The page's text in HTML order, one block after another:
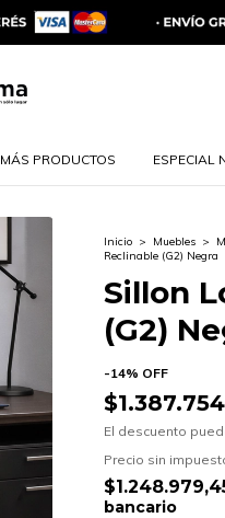
MÁS PRODUCTOS ESPECIAL
Inicio > Muebles >
Reclinable (G2) Negra
Sillon
(G2)
-14% OFF
El descuento
Precio sin
bancario